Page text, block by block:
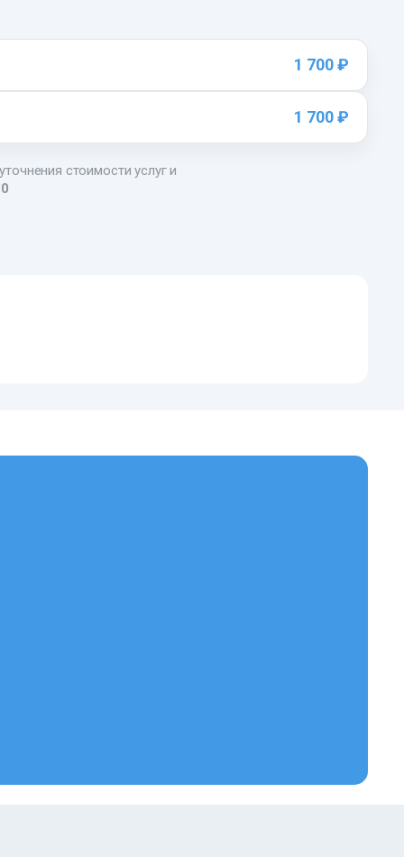
1 700 ₽
1 700 ₽
стоимости услуг и